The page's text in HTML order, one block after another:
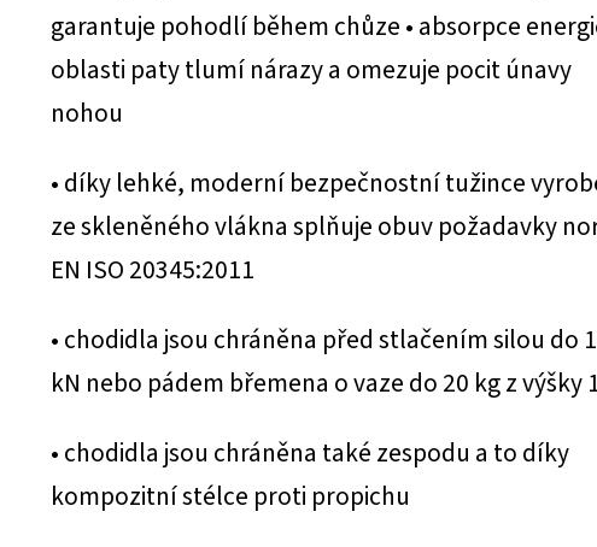
garantuje pohodlí během chůze • absorpce
oblasti paty tlumí nárazy a omezuje pocit únavy
nohou
• díky lehké, moderní bezpečnostní tužince
ze skleněného vlákna splňuje obuv požadavky
EN ISO 20345:2011
• chodidla jsou chráněna před stlačením silou do
kN nebo pádem břemena o vaze do 20 kg z výšky
• chodidla jsou chráněna také zespodu a to díky
kompozitní stélce proti propichu